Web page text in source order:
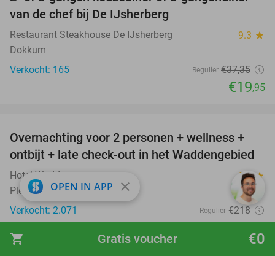
shopping_cart €0
Gratis voucher
van de chef bij De IJsherberg
Restaurant Steakhouse De IJsherberg 9.3 star
Dokkum
Verkocht: 165
Regulier €37,35
€19,95
66%
Overnachting voor 2 personen + wellness +
ontbijt + late check-out in het Waddengebied
Hotel Waddengenot 8.6star
Pieterburen
Verkocht: 2.071
Regulier €218
€74
Excl. ca. €2,50 p.p.p.n. toeristenbelasting
OPEN IN APP close